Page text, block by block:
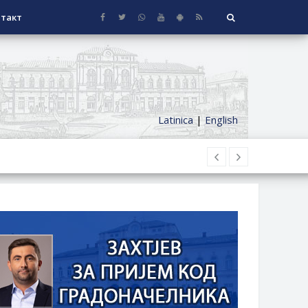
Latinica|English
КУЋЕ СА ОКУЋНИЦОМ НА
БОРАЧКИ ДОДАТАК ЗА
ЗАЈЕДНИЦА ЕТАЖНИХ